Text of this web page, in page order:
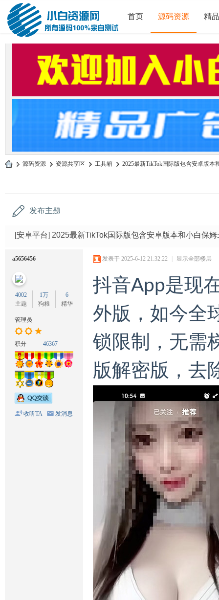
首页 源码资源 精
» 源码资源 › 资源共享区 › 工具箱 › 2025最新TikTok国际版包含安卓版本
发布主题
[安卓平台] 2025最新TikTok国际版包含安卓版本和小白保
a5656456
4002
主题
1万
狗粮
6
精华
管理员
积分 46367
收听TA 发消息
发表于 2025-6-12 21:32:22 | 显示全部楼层
抖音App是现
外版，如今全
锁限制，无需
版解密版，去